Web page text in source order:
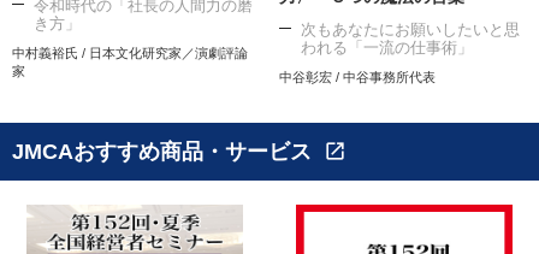
令和時代の「社長の人間力の磨
き方」
中村義裕氏 / 日本文化研究家／演劇評論
家
次もあなたにお願いしたいと思
われる「一流の仕事術」
中谷彰宏 / 中谷事務所代表
JMCAおすすめ商品・サービス open_in_new